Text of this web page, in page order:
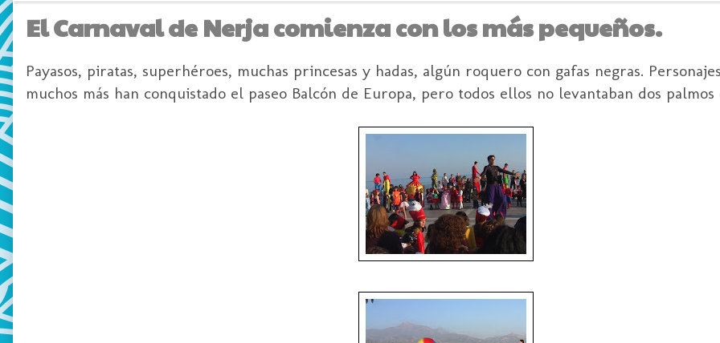
El Carnaval de Nerja comienza con los más pequeños.
Payasos, piratas, superhéroes, muchas princesas y hadas, algún roquero con gafas negras.
muchos más han conquistado el paseo Balcón de Europa, pero todos ellos no levantaban dos palmos